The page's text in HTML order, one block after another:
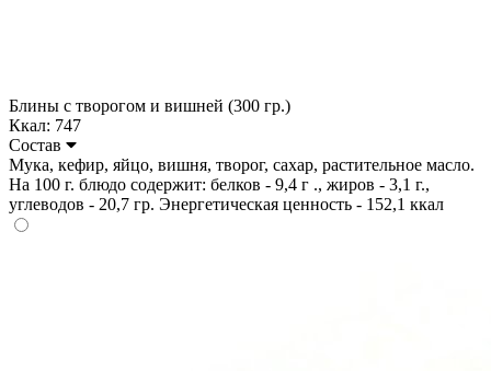
Блины с творогом и вишней (300 гр.)
Ккал: 747
Состав
Мука, кефир, яйцо, вишня, творог, сахар, растительное масло.
На 100 г. блюдо содержит: белков - 9,4 г ., жиров - 3,1 г.,
углеводов - 20,7 гр. Энергетическая ценность - 152,1 ккал